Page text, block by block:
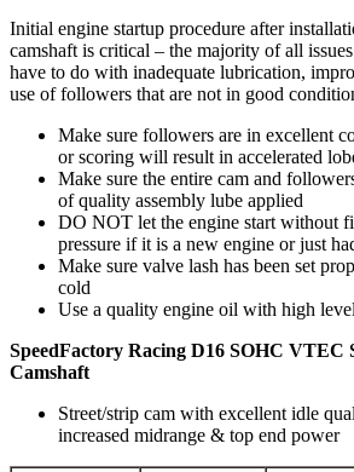
Initial engine startup procedure after
camshaft is critical – the majority of all
have to do with inadequate lubrication,
use of followers that are not in good
Make sure followers are in excellent
or scoring will result in accelerated
Make sure the entire cam and
of quality assembly lube applied
DO NOT let the engine start without
pressure if it is a new engine or just
Make sure valve lash has been set
cold
Use a quality engine oil with high
SpeedFactory Racing D16 SOHC VTEC
Camshaft
Street/strip cam with excellent idle
increased midrange & top end power